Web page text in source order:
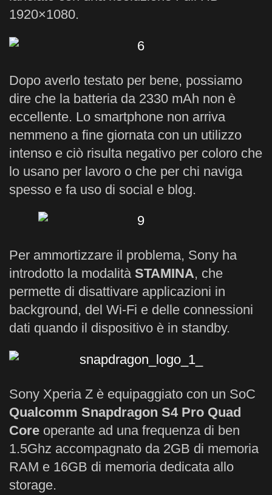
1920×1080.
Dopo averlo testato per bene, possiamo
dire che la batteria da 2330 mAh non è
eccellente. Lo smartphone non arriva
nemmeno a fine giornata con un utilizzo
intenso e ciò risulta negativo per coloro che
lo usano per lavoro o che per chi naviga
spesso e fa uso di social e blog.
Per ammortizzare il problema, Sony ha
introdotto la modalità STAMINA, che
permette di disattivare applicazioni in
background, del Wi-Fi e delle connessioni
dati quando il dispositivo è in standby.
Sony Xperia Z è equipaggiato con un SoC
Qualcomm Snapdragon S4 Pro Quad
Core operante ad una frequenza di ben
1.5Ghz accompagnato da 2GB di memoria
RAM e 16GB di memoria dedicata allo
storage.